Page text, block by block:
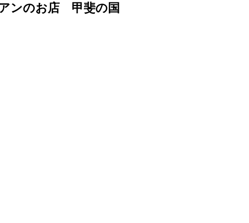
ンのお店 甲斐の国